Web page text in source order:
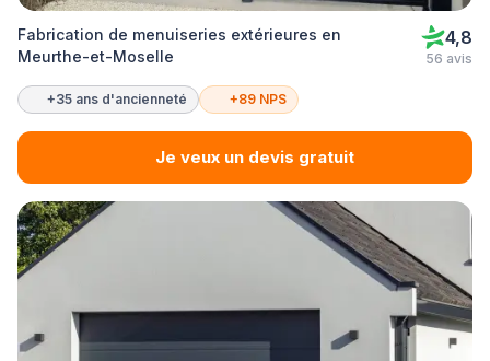
Fabrication de menuiseries extérieures en
Meurthe-et-Moselle
4,8
56 avis
+35 ans d'ancienneté +89 NPS
Je veux un devis gratuit